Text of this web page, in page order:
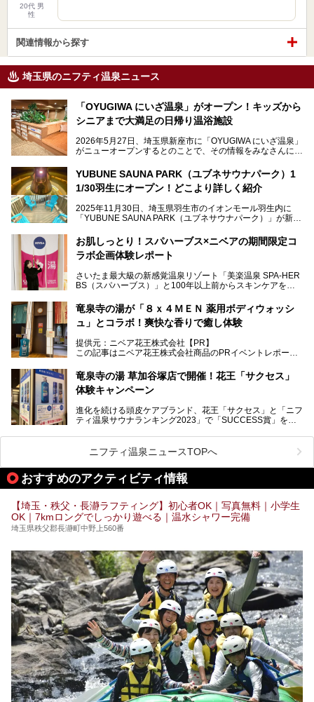
20代 男
性
関連情報から探す
埼玉県のニフティ温泉ニュース
「OYUGIWA にいざ温泉」がオープン！キッズから
シニアまで大満足の日帰り温浴施設
2026年5月27日、埼玉県新座市に「OYUGIWA にいざ温泉」
がニューオープンするとのことで、その情報をみなさんにい
メインとなる黒湯の天然温泉や本格的なサウナをはじめ、4
種類のリラックスルームやお食事処、他施設とは一線を画す
てきました！
YUBUNE SAUNA PARK（ユブネサウナパーク）1
1/30羽生にオープン！どこより詳しく紹介
2025年11月30日、埼玉県羽生市のイオンモール羽生内に
「YUBUNE SAUNA PARK（ユブネサウナパーク）」が新規
今年の4月1日から楽久屋グループの一員となった「湯舞音
（ユブネ）」が新ブランド「YUBUNE SAUNA PARK」を立
湯舞音らしいサウナにこだわった遊び心満点の"銭湯×屋外サ
ウナ"施設で、男女別のお風呂のほか、水着やサウナ着で楽
ど、ユニークなポイントがいっぱい！
オープン前取材に行ってきましたので、早速どこより詳しく
紹介しちゃいます！
お肌しっとり！スパハーブス×ニベアの期間限定コ
ラボ企画体験レポート
さいたま最大級の新感覚温泉リゾート「美楽温泉 SPA-HER
BS（スパハーブス）」と100年以上前からスキンケアを考
読者モデルやインスタグラマーとして活躍している、美容＆
スパ大好きの畑瀬愛さんと取材してきました。
提供元：ニベア花王株式会社【PR】
この記事はニベア花王株式会社商品のPRイベントレポート
竜泉寺の湯が「８ｘ４ＭＥＮ 薬用ボディウォッシ
ュ」とコラボ！爽快な香りで癒し体験
提供元：ニベア花王株式会社【PR】
この記事はニベア花王株式会社商品のPRイベントレポート
ーーー
注目のボディウォッシュアイテム「８ｘ４ＭＥＮ 薬用ボデ
全国総合2位にランクインした人気温浴施設「竜泉寺の湯 草
加谷塚店」がコラボイベントを期間限定で開催中ということ
気になるその内容をチェックしてきました！
竜泉寺の湯 草加谷塚店で開催！花王「サクセス」
体験キャンペーン
進化を続ける頭皮ケアブランド、花王「サクセス」と「ニフ
ティ温泉サウナランキング2023」で「SUCCESS賞」を獲
ベントを開催。
早速訪問し、気になるその内容を取材してきました！
───
提供元：花王株式会社【PR】
す。
ニフティ温泉ニュースTOPへ
おすすめのアクティビティ情報
【埼玉・秩父・長瀞ラフティング】初心者OK｜写真無料｜小学生
OK｜7kmロングでしっかり遊べる｜温水シャワー完備
埼玉県秩父郡長瀞町中野上560番